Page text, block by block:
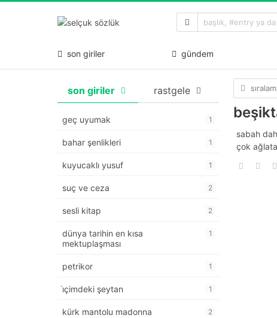
son giriler gündem
son giriler rastgele
geç uyumak 1
bahar şenlikleri 1
kuyucaklı yusuf 1
suç ve ceza 2
sesli kitap 2
dünya tarihin en kısa
mektuplaşması
1
petrikor 1
i̇çimdeki şeytan 1
kürk mantolu madonna 2
sabah
çok